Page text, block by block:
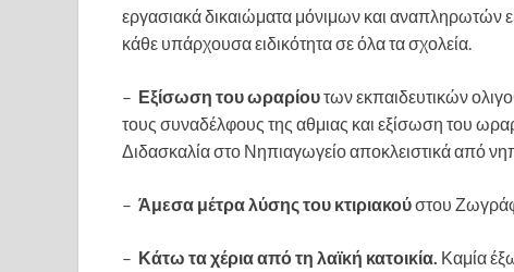
εργασιακά δικαιώματα μόνιμων και αναπληρωτών
κάθε υπάρχουσα ειδικότητα σε όλα τα σχολεία.
– Εξίσωση του ωραρίουτων εκπαιδευτικών
τους συναδέλφους της αθμιας και εξίσωση του
Διδασκαλία στο Νηπιαγωγείο αποκλειστικά από
– Άμεσα μέτρα λύσης του κτιριακούστου
– Κάτω τα χέρια από τη λαϊκή κατοικία. Καμία